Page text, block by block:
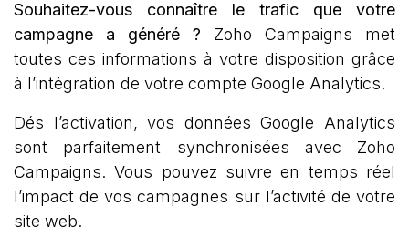
Souhaitez-vous connaître le trafic que votre
campagne a généré ? Zoho Campaigns met
toutes ces informations à votre disposition grâce
à l’intégration de votre compte Google Analytics.
Dés l’activation, vos données Google Analytics
sont parfaitement synchronisées avec Zoho
Campaigns. Vous pouvez suivre en temps réel
l’impact de vos campagnes sur l’activité de votre
site web.